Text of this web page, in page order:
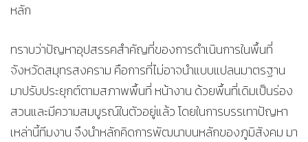
หลัก
ทราบว่าปัญหาอุปสรรคสำคัญที่ของการดำเนินการในพื้นที่
จังหวัดสมุทรสงคราม คือการที่ไม่อาจนำแบบแปลนมาตรฐาน
มาปรับประยุกต์ตามสภาพพื้นที่ หน้างาน ด้วยพื้นที่เดิมเป็นร่อง
สวนและมีความสมบูรณ์ในตัวอยู่แล้ว โดยในการบรรเทาปัญหา
เหล่านี้ทีมงาน จึงนำหลักคิดการพัฒนาบนหลักของภูมิสังคม มา